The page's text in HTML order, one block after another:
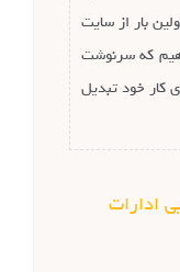
بار از سایت
که سرنوشت
کار خود تبدیل
ادارات